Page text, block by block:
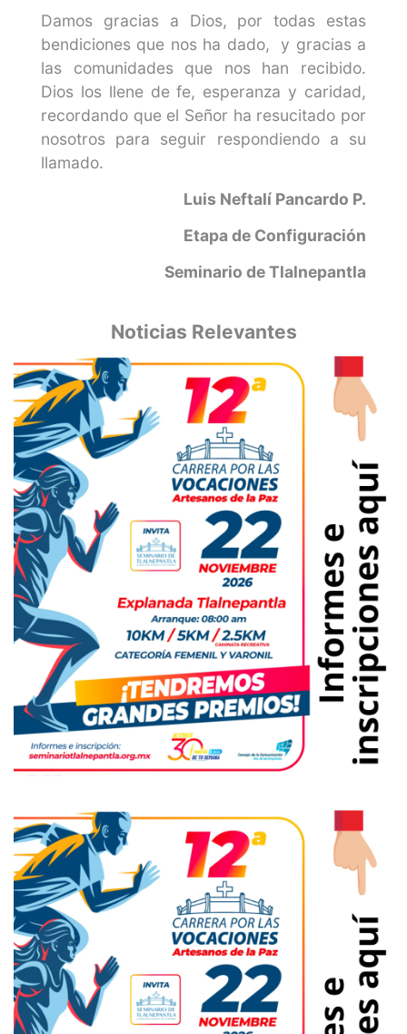
Damos gracias a Dios, por todas estas
bendiciones que nos ha dado, y gracias a
las comunidades que nos han recibido.
Dios los llene de fe, esperanza y caridad,
recordando que el Señor ha resucitado por
nosotros para seguir respondiendo a su
llamado.
Luis Neftalí Pancardo P.
Etapa de Configuración
Seminario de Tlalnepantla
Noticias Relevantes